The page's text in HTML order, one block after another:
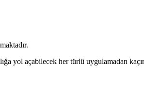
yol açabilecek her türlü uygulamadan